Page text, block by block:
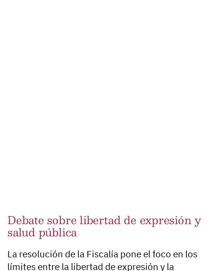
Debate sobre libertad de expresión y
salud pública
La resolución de la Fiscalía pone el foco en los
límites entre la libertad de expresión y la